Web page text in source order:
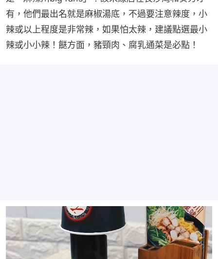
有，他們最出名就是麻椒湯底，不過要注意辣度，小
辣或以上程度是非常辣，如果怕太辣，建議點選最小
辣或小小辣！餸方面，豬頸肉、腐乳通菜是必點！